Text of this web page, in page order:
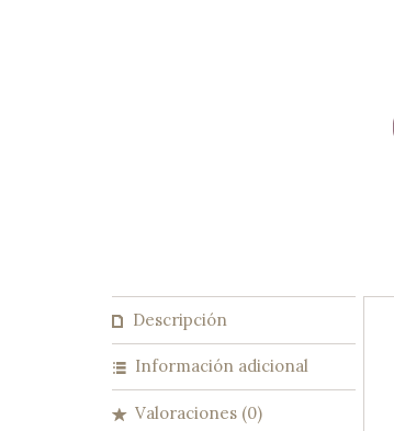
Descripción
Información adicional
Valoraciones (0)